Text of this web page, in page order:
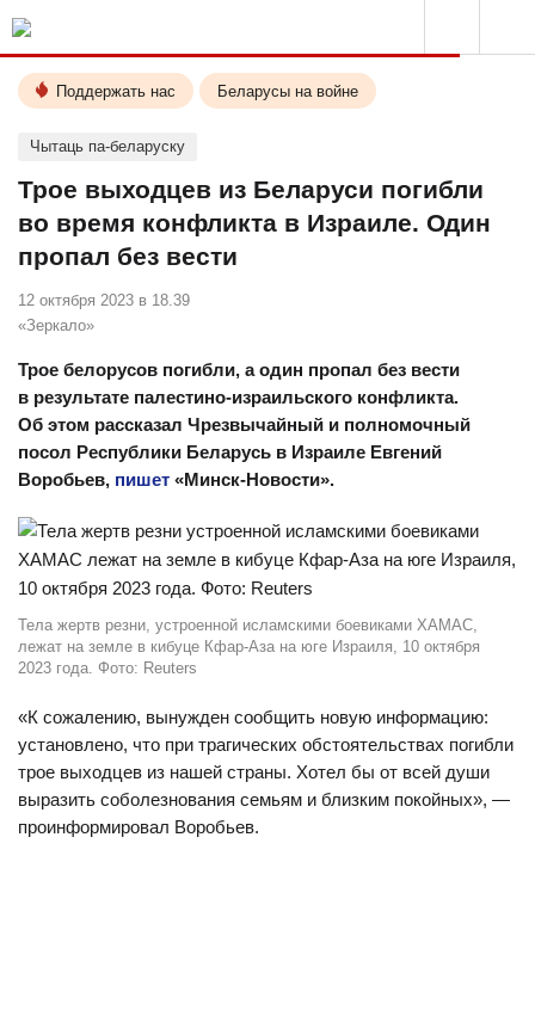
Поддержать нас Беларусы на войне
Чытаць па-беларуску
Трое выходцев из Беларуси погибли
во время конфликта в Израиле. Один
пропал без вести
12 октября 2023 в 18.39
«Зеркало»
Трое белорусов погибли, а один пропал без вести
в результате палестино-израильского конфликта.
Об этом рассказал Чрезвычайный и полномочный
посол Республики Беларусь в Израиле Евгений
Воробьев, пишет «Минск-Новости».
Тела жертв резни, устроенной исламскими боевиками ХАМАС,
лежат на земле в кибуце Кфар-Аза на юге Израиля, 10 октября
2023 года. Фото: Reuters
«К сожалению, вынужден сообщить новую информацию:
установлено, что при трагических обстоятельствах погибли
трое выходцев из нашей страны. Хотел бы от всей души
выразить соболезнования семьям и близким покойных», —
проинформировал Воробьев.